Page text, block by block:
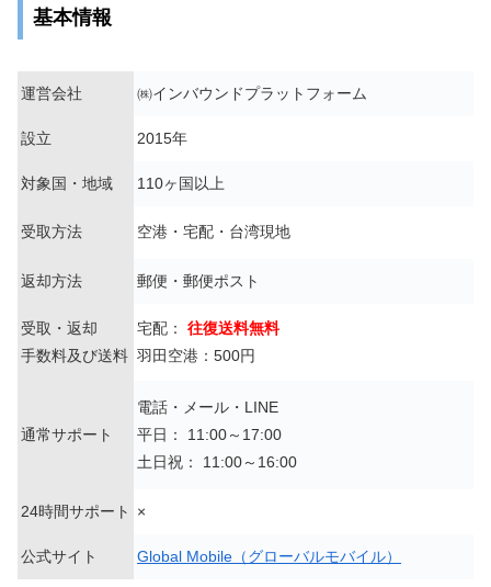
基本情報
運営会社 ㈱インバウンドプラットフォーム
設立 2015年
対象国・地域 110ヶ国以上
受取方法 空港・宅配・台湾現地
返却方法 郵便・郵便ポスト
受取・返却
手数料及び送料
宅配： 往復送料無料
羽田空港：500円
通常サポート
電話・メール・LINE
平日： 11:00～17:00
土日祝： 11:00～16:00
24時間サポート ×
公式サイト Global Mobile（グローバルモバイル）